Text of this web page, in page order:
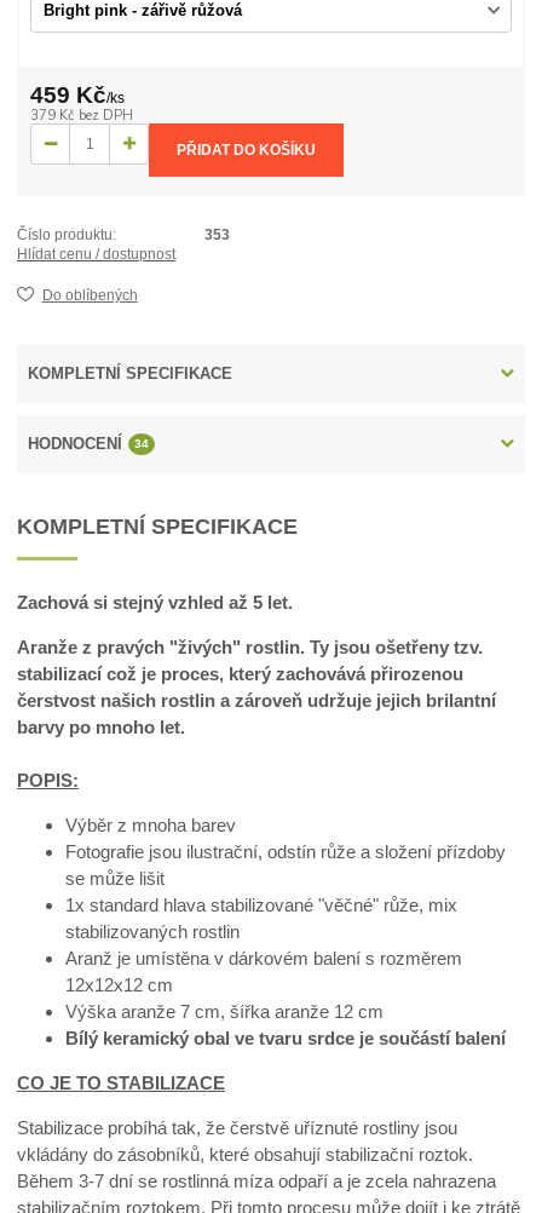
459 Kč/ks
379 Kč bez DPH
PŘIDAT DO KOŠÍKU
Číslo produktu:
353
Hlídat cenu / dostupnost
Do oblíbených
KOMPLETNÍ SPECIFIKACE
HODNOCENÍ 34
KOMPLETNÍ SPECIFIKACE
Zachová si stejný vzhled až 5 let.
Aranže z pravých "živých" rostlin. Ty jsou ošetřeny tzv.
stabilizací což je proces, který zachovává přirozenou
čerstvost našich rostlin a zároveň udržuje jejich brilantní
barvy po mnoho let.
POPIS:
Výběr z mnoha barev
Fotografie jsou ilustrační, odstín růže a složení přízdoby
se může lišit
1x standard hlava stabilizované "věčné" růže, mix
stabilizovaných rostlin
Aranž je umístěna v dárkovém balení s rozměrem
12x12x12 cm
Výška aranže 7 cm, šířka aranže 12 cm
Bílý keramický obal ve tvaru srdce je součástí balení
CO JE TO STABILIZACE
Stabilizace probíhá tak, že čerstvě uříznuté rostliny jsou
vkládány do zásobníků, které obsahují stabilizační roztok.
Během 3-7 dní se rostlinná míza odpaří a je zcela nahrazena
stabilizačním roztokem. Při tomto procesu může dojít i ke ztrátě